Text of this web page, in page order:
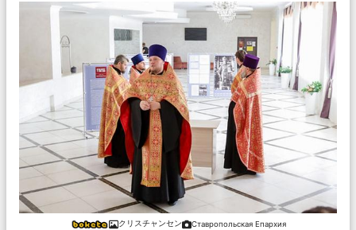
クリスチャンセン Ставропольская Епархия